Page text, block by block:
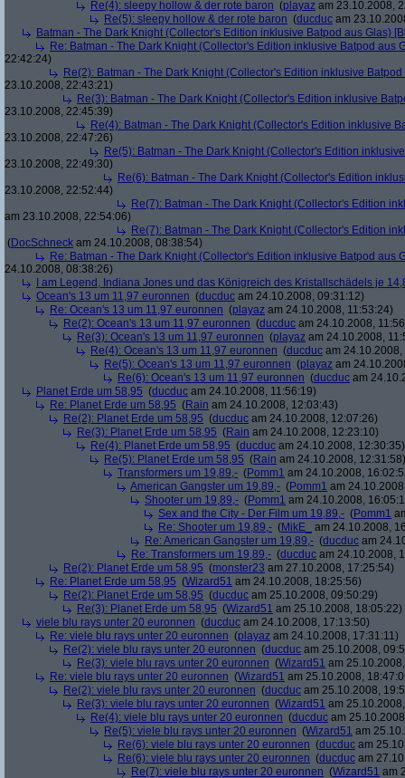
Re(4): sleepy hollow & der rote baron (playaz am 23.10.2008,
Re(5): sleepy hollow & der rote baron (ducduc am
Batman - The Dark Knight (Collector's Edition inklusive Batpod aus Glas)
Re: Batman - The Dark Knight (Collector's Edition inklusive Batpod aus
22:42:24)
Re(2): Batman - The Dark Knight (Collector's Edition inklusive
23.10.2008, 22:43:21)
Re(3): Batman - The Dark Knight (Collector's Edition inklusive
23.10.2008, 22:45:39)
Re(4): Batman - The Dark Knight (Collector's Edition inklusive
23.10.2008, 22:47:26)
Re(5): Batman - The Dark Knight (Collector's Edition
23.10.2008, 22:49:30)
Re(6): Batman - The Dark Knight (Collector's Edition
23.10.2008, 22:52:44)
Re(7): Batman - The Dark Knight (Collector's Edition
am 23.10.2008, 22:54:06)
Re(7): Batman - The Dark Knight (Collector's Edition
(DocSchneck am 24.10.2008, 08:38:54)
Re: Batman - The Dark Knight (Collector's Edition inklusive Batpod aus
24.10.2008, 08:38:26)
I am Legend, Indiana Jones und das Königreich des Kristallschädels je
Ocean's 13 um 11,97 euronnen (ducduc am 24.10.2008, 09:31:12)
Re: Ocean's 13 um 11,97 euronnen (playaz am 24.10.2008, 11:53:24)
Re(2): Ocean's 13 um 11,97 euronnen (ducduc am 24.10.2008,
Re(3): Ocean's 13 um 11,97 euronnen (playaz am 24.10.2008,
Re(4): Ocean's 13 um 11,97 euronnen (ducduc am
Re(5): Ocean's 13 um 11,97 euronnen (playaz am
Re(6): Ocean's 13 um 11,97 euronnen (ducduc am
Planet Erde um 58,95 (ducduc am 24.10.2008, 11:56:19)
Re: Planet Erde um 58,95 (Rain am 24.10.2008, 12:03:43)
Re(2): Planet Erde um 58,95 (ducduc am 24.10.2008, 12:07:26)
Re(3): Planet Erde um 58,95 (Rain am 24.10.2008, 12:23:10)
Re(4): Planet Erde um 58,95 (ducduc am 24.10.2008, 12:30:35)
Re(5): Planet Erde um 58,95 (Rain am 24.10.2008, 12:31:58)
Transformers um 19,89,- (Pomm1 am 24.10.2008,
American Gangster um 19,89,- (Pomm1 am
Shooter um 19,89,- (Pomm1 am 24.10.2008,
Sex and the City - Der Film um 19,89,- (Pomm1
Re: Shooter um 19,89,- (MikE_
am 24.10.2008,
Re: American Gangster um 19,89,- (ducduc am
Re: Transformers um 19,89,- (ducduc am 24.10.2008,
Re(2): Planet Erde um 58,95 (monster23 am 27.10.2008, 17:25:54)
Re: Planet Erde um 58,95 (Wizard51 am 24.10.2008, 18:25:56)
Re(2): Planet Erde um 58,95 (ducduc am 25.10.2008, 09:50:29)
Re(3): Planet Erde um 58,95 (Wizard51 am 25.10.2008, 18:05:22)
viele blu rays unter 20 euronnen (ducduc am 24.10.2008, 17:13:50)
Re: viele blu rays unter 20 euronnen (playaz am 24.10.2008, 17:31:11)
Re(2): viele blu rays unter 20 euronnen (ducduc am 25.10.2008,
Re(3): viele blu rays unter 20 euronnen (Wizard51 am
Re: viele blu rays unter 20 euronnen (Wizard51 am 25.10.2008,
Re(2): viele blu rays unter 20 euronnen (ducduc am 25.10.2008,
Re(3): viele blu rays unter 20 euronnen (Wizard51 am
Re(4): viele blu rays unter 20 euronnen (ducduc am
Re(5): viele blu rays unter 20 euronnen (Wizard51 am
Re(6): viele blu rays unter 20 euronnen (ducduc am
Re(6): viele blu rays unter 20 euronnen (ducduc am
Re(7): viele blu rays unter 20 euronnen (Wizard51 am